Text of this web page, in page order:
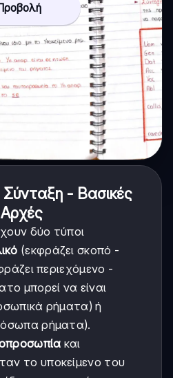
- Βασικές
Αρχές
δύο τύποι
(εκφράζει σκοπό -
περιεχόμενο -
μπορεί να είναι
ρήματα) ή
ρήματα).
και
το υποκείμενο του